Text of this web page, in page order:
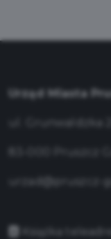
Urząd Miasta
urzad@pruszcz-
Książka